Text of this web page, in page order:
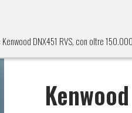
DNX451 RVS, con oltre